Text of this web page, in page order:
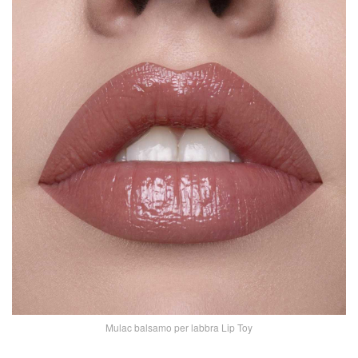
Mulac balsamo per labbra Lip Toy